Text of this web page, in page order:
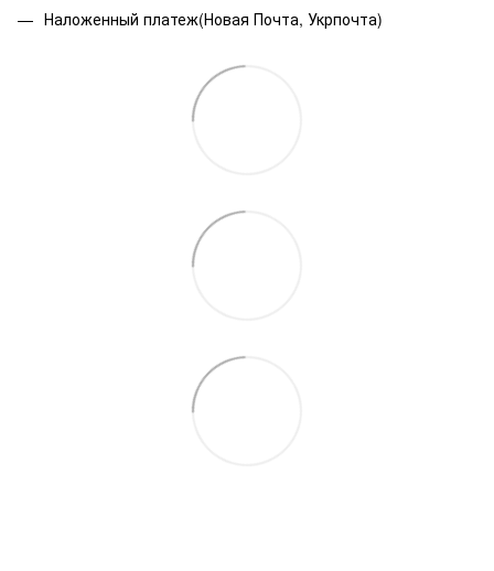
Наложенный платеж(Новая Почта, Укрпочта)